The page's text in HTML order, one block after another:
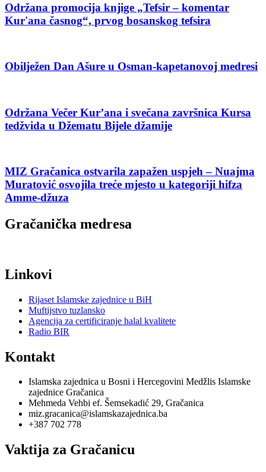
Održana promocija knjige „Tefsir – komentar
Kur'ana časnog“, prvog bosanskog tefsira
Obilježen Dan Ašure u Osman-kapetanovoj medresi
Održana Večer Kur’ana i svečana završnica Kursa
tedžvida u Džematu Bijele džamije
MIZ Gračanica ostvarila zapažen uspjeh – Nuajma
Muratović osvojila treće mjesto u kategoriji hifza
Amme-džuza
Gračanička medresa
Linkovi
Rijaset Islamske zajednice u BiH
Muftijstvo tuzlansko
Agencija za certificiranje halal kvalitete
Radio BIR
Kontakt
Islamska zajednica u Bosni i Hercegovini Medžlis Islamske
zajednice Gračanica
Mehmeda Vehbi ef. Šemsekadić 29, Gračanica
miz.gracanica@islamskazajednica.ba
+387 702 778
Vaktija za Gračanicu